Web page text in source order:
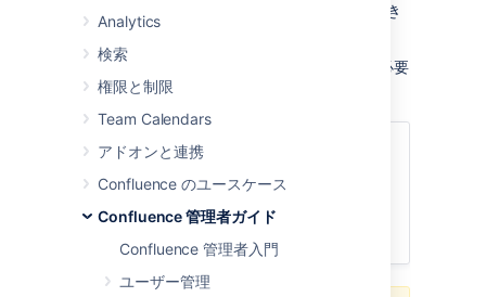
Analytics
検索
権限と制限
Team Calendars
アドオンと連携
Confluence のユースケース
Confluence 管理者ガイド
Confluence 管理者入門
ユーザー管理
Confluence をいつでも手動でバックアップでき
ます。
これを実行するには、
が必要
です。
関連ページ
サイトを復元する
バックアップの設定